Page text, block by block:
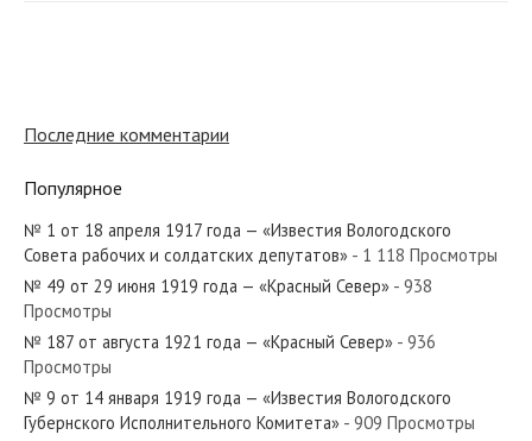
№ 171 от августа 1943 года — «Красный Север»
№ 195 от августа 1970 года — «Красный Север»
Последние комментарии
Популярное
№ 1 от 18 апреля 1917 года — «Известия Вологодского
Совета рабочих и солдатских депутатов» - 1 118 Просмотры
№ 49 от 29 июня 1919 года — «Красный Север» - 938
Просмотры
№ 187 от августа 1921 года — «Красный Север» - 936
Просмотры
№ 9 от 14 января 1919 года — «Известия Вологодского
Губернского Исполнительного Комитета» - 909 Просмотры